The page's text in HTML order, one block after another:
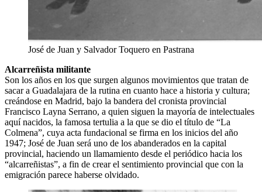
José de Juan y Salvador Toquero en Pastrana
Alcarreñista militante
Son los años en los que surgen algunos movimientos que tratan de
sacar a Guadalajara de la rutina en cuanto hace a historia y cultura;
creándose en Madrid, bajo la bandera del cronista provincial
Francisco Layna Serrano, a quien siguen la mayoría de intelectuales
aquí nacidos, la famosa tertulia a la que se dio el título de “La
Colmena”, cuya acta fundacional se firma en los inicios del año
1947; José de Juan será uno de los abanderados en la capital
provincial, haciendo un llamamiento desde el periódico hacia los
“alcarreñistas”, a fin de crear el sentimiento provincial que con la
emigración parece haberse olvidado.